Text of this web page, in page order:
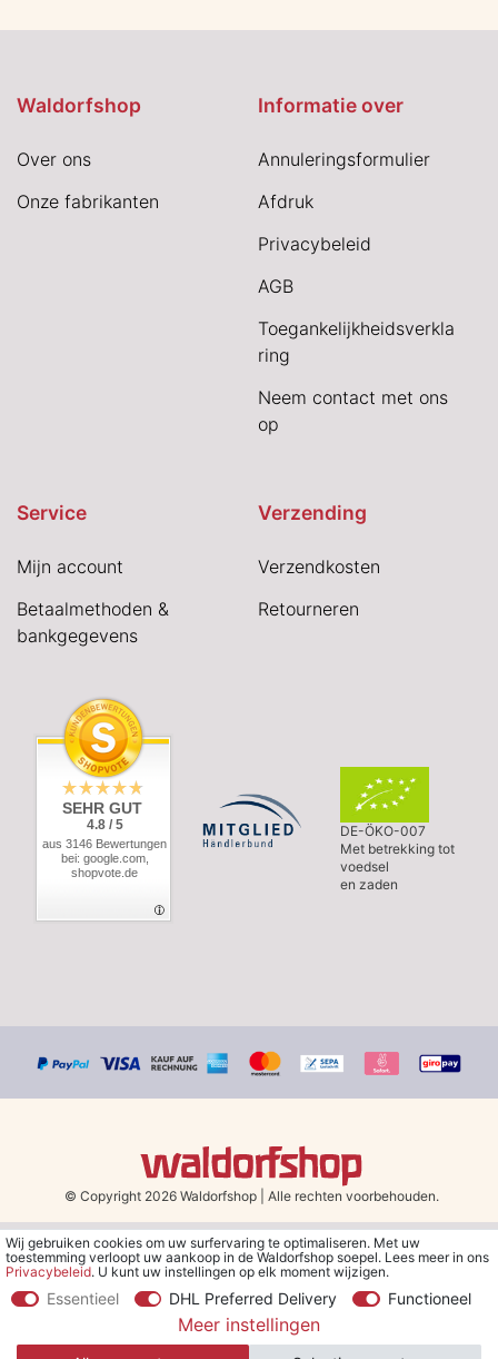
Waldorfshop
Over ons
Onze fabrikanten
Informatie over
Annuleringsformulier
Afdruk
Privacybeleid
AGB
Toegankelijkheidsverkla
ring
Neem contact met ons
op
Service
Mijn account
Betaalmethoden &
bankgegevens
Verzending
Verzendkosten
Retourneren
SEHR GUT
4.8 / 5
aus 3146 Bewertungen
bei: google.com,
shopvote.de
DE-ÖKO-007
Met betrekking tot
voedsel
en zaden
© Copyright 2026 Waldorfshop Alle rechten voorbehouden.
*Gratis verzending in Nederland en België vanaf 79 euro bij het
kiezen van de verzendmethode "DHL - Besparing op
**Je ontvangt de kortingsbon van € 5 per e-mail nadat je je hebt
aangemeld voor de nieuwsbrief. De kortingsbon is 30 dagen geldig
Wij gebruiken cookies om uw surfervaring te optimaliseren. Met uw
toestemming verloopt uw aankoop in de Waldorfshop soepel. Lees meer in ons
Privacybeleid. U kunt uw instellingen op elk moment wijzigen.
Essentieel DHL Preferred Delivery Functioneel
Meer instellingen